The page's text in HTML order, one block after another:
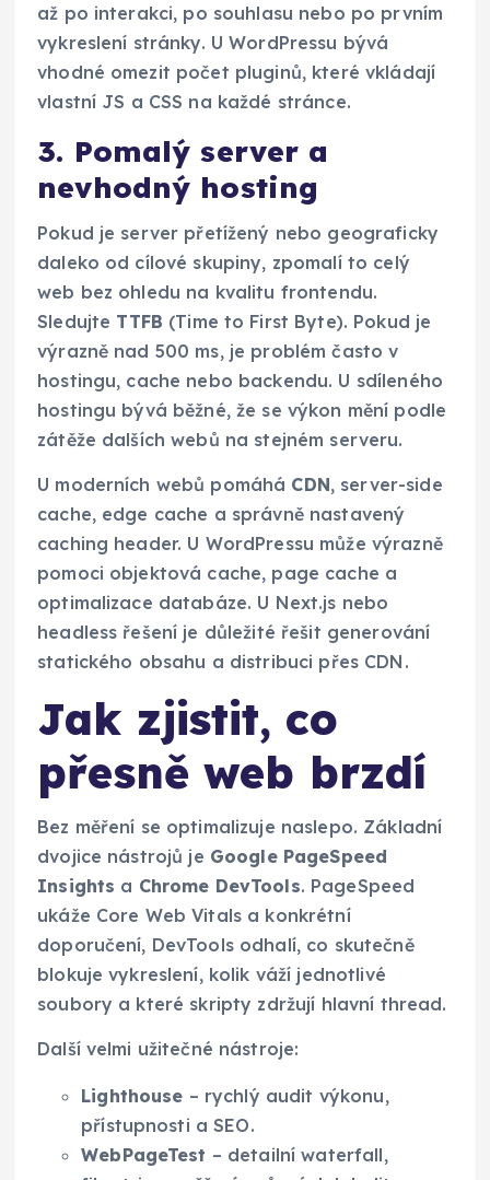
až po interakci, po souhlasu nebo po prvním
vykreslení stránky. U WordPressu bývá
vhodné omezit počet pluginů, které vkládají
vlastní JS a CSS na každé stránce.
3. Pomalý server a
nevhodný hosting
Pokud je server přetížený nebo geograficky
daleko od cílové skupiny, zpomalí to celý
web bez ohledu na kvalitu frontendu.
Sledujte TTFB (Time to First Byte). Pokud je
výrazně nad 500 ms, je problém často v
hostingu, cache nebo backendu. U sdíleného
hostingu bývá běžné, že se výkon mění podle
zátěže dalších webů na stejném serveru.
U moderních webů pomáhá CDN, server-side
cache, edge cache a správně nastavený
caching header. U WordPressu může výrazně
pomoci objektová cache, page cache a
optimalizace databáze. U Next.js nebo
headless řešení je důležité řešit generování
statického obsahu a distribuci přes CDN.
Jak zjistit, co
přesně web brzdí
Bez měření se optimalizuje naslepo. Základní
dvojice nástrojů je Google PageSpeed
Insights a Chrome DevTools. PageSpeed
ukáže Core Web Vitals a konkrétní
doporučení, DevTools odhalí, co skutečně
blokuje vykreslení, kolik váží jednotlivé
soubory a které skripty zdržují hlavní thread.
Další velmi užitečné nástroje:
Lighthouse – rychlý audit výkonu,
přístupnosti a SEO.
WebPageTest – detailní waterfall,